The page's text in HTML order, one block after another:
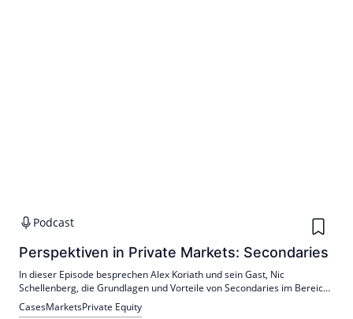
Podcast
Perspektiven in Private Markets: Secondaries
In dieser Episode besprechen Alex Koriath und sein Gast, Nic
Schellenberg, die Grundlagen und Vorteile von Secondaries im Bereich
der privaten Kapitalmärkte.
CasesMarketsPrivate Equity